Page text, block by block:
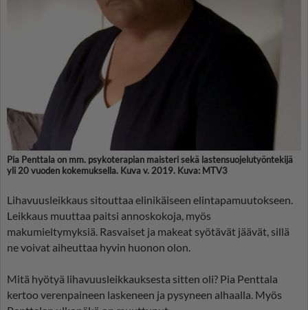
Pia Penttala on mm. psykoterapian maisteri sekä lastensuojelutyöntekijä
yli 20 vuoden kokemuksella. Kuva v. 2019. Kuva: MTV3
Lihavuusleikkaus sitouttaa elinikäiseen elintapamuutokseen.
Leikkaus muuttaa paitsi annoskokoja, myös
makumieltymyksiä. Rasvaiset ja makeat syötävät jäävät, sillä
ne voivat aiheuttaa hyvin huonon olon.
Mitä hyötyä lihavuusleikkauksesta sitten oli? Pia Penttala
kertoo verenpaineen laskeneen ja pysyneen alhaalla. Myös